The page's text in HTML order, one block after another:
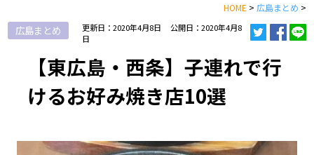
HOME > 広島まとめ >
広島まとめ 更新日：2020年4月8日
公開日：2020年4月8
日
【東広島・西条】子連れで行
けるお好み焼き店10選